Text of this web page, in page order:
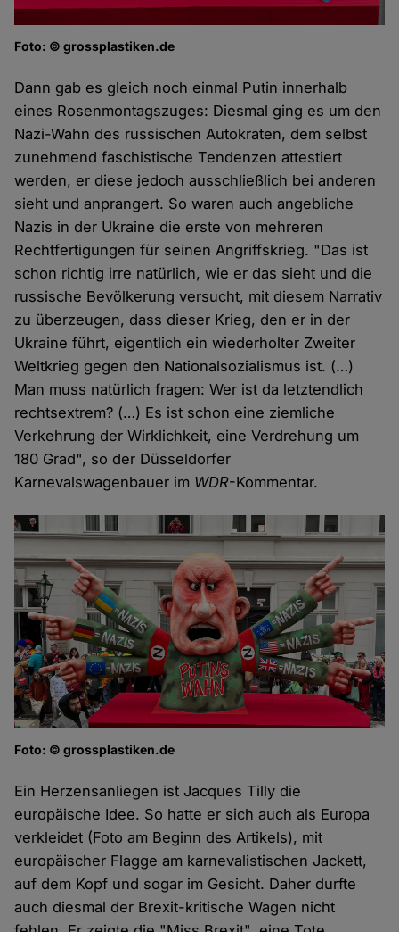
Foto: © grossplastiken.de
Dann gab es gleich noch einmal Putin innerhalb
eines Rosenmontagszuges: Diesmal ging es um den
Nazi-Wahn des russischen Autokraten, dem selbst
zunehmend faschistische Tendenzen attestiert
werden, er diese jedoch ausschließlich bei anderen
sieht und anprangert. So waren auch angebliche
Nazis in der Ukraine die erste von mehreren
Rechtfertigungen für seinen Angriffskrieg. "Das ist
schon richtig irre natürlich, wie er das sieht und die
russische Bevölkerung versucht, mit diesem Narrativ
zu überzeugen, dass dieser Krieg, den er in der
Ukraine führt, eigentlich ein wiederholter Zweiter
Weltkrieg gegen den Nationalsozialismus ist. (…)
Man muss natürlich fragen: Wer ist da letztendlich
rechtsextrem? (…) Es ist schon eine ziemliche
Verkehrung der Wirklichkeit, eine Verdrehung um
180 Grad", so der Düsseldorfer
Karnevalswagenbauer im WDR-Kommentar.
Foto: © grossplastiken.de
Ein Herzensanliegen ist Jacques Tilly die
europäische Idee. So hatte er sich auch als Europa
verkleidet (Foto am Beginn des Artikels), mit
europäischer Flagge am karnevalistischen Jackett,
auf dem Kopf und sogar im Gesicht. Daher durfte
auch diesmal der Brexit-kritische Wagen nicht